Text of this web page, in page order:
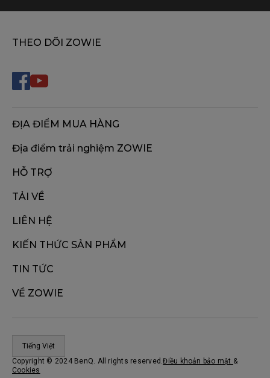
THEO DÕI ZOWIE
ĐỊA ĐIỂM MUA HÀNG
Địa điểm trải nghiệm ZOWIE
HỖ TRỢ
TẢI VỀ
LIÊN HỆ
KIẾN THỨC SẢN PHẨM
TIN TỨC
VỀ ZOWIE
Tiếng Việt
Copyright © 2024 BenQ. All rights reserved.Điều khoản bảo mật &
Cookies